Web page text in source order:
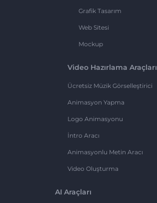
Grafik Tasarım
Web Sitesi
Mockup
Video Hazırlama Araçları
Ücretsiz Müzik Görselleştirici
Animasyon Yapma
Logo Animasyonu
İntro Aracı
Animasyonlu Metin Aracı
Video Oluşturma
AI Araçları